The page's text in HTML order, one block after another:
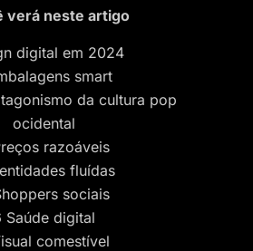
verá neste artigo
digital em 2024
smart
da cultura pop
ocidental
razoáveis
fluídas
sociais
Saúde digital
comestível